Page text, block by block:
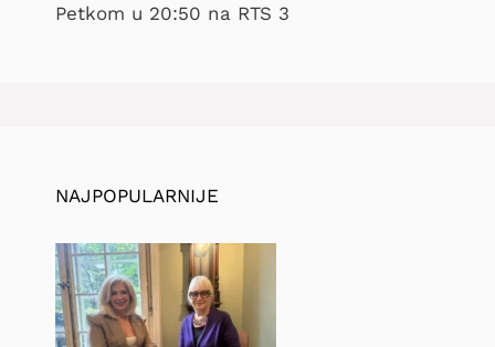
Petkom u 20:50 na RTS 3
NAJPOPULARNIJE